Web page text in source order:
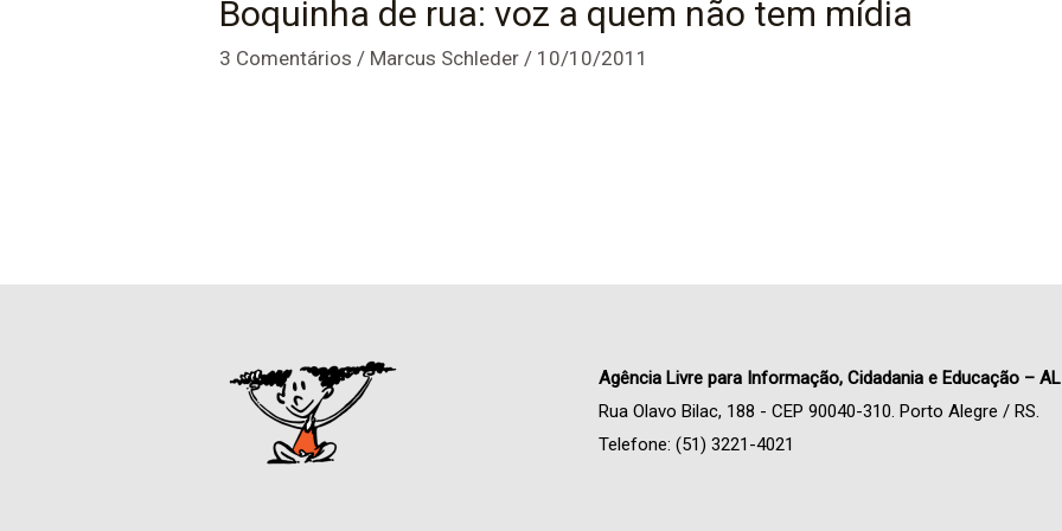
Boquinha de rua: voz a quem não tem mídia
3 Comentários / Marcus Schleder / 10/10/2011
Agência Livre para Informação, Cidadania e Educação –
Rua Olavo Bilac, 188 - CEP 90040-310. Porto Alegre / RS.
Telefone: (51) 3221-4021